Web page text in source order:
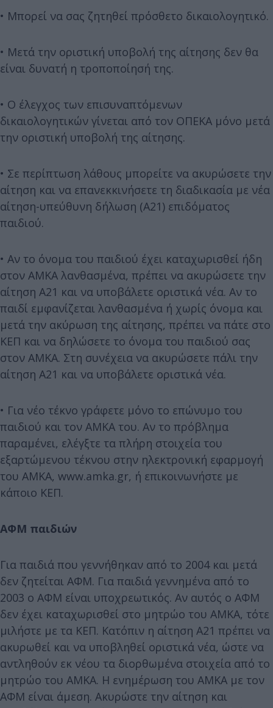
• Μπορεί να σας ζητηθεί πρόσθετο δικαιολογητικό.
• Μετά την οριστική υποβολή της αίτησης δεν θα
είναι δυνατή η τροποποίησή της.
• Ο έλεγχος των επισυναπτόμενων
δικαιολογητικών γίνεται από τον ΟΠΕΚΑ μόνο μετά
την οριστική υποβολή της αίτησης.
• Σε περίπτωση λάθους μπορείτε να ακυρώσετε την
αίτηση και να επανεκκινήσετε τη διαδικασία με νέα
αίτηση-υπεύθυνη δήλωση (Α21) επιδόματος
παιδιού.
• Αν το όνομα του παιδιού έχει καταχωρισθεί ήδη
στον ΑΜΚΑ λανθασμένα, πρέπει να ακυρώσετε την
αίτηση Α21 και να υποβάλετε οριστικά νέα. Αν το
παιδί εμφανίζεται λανθασμένα ή χωρίς όνομα και
μετά την ακύρωση της αίτησης, πρέπει να πάτε στο
ΚΕΠ και να δηλώσετε το όνομα του παιδιού σας
στον ΑΜΚΑ. Στη συνέχεια να ακυρώσετε πάλι την
αίτηση Α21 και να υποβάλετε οριστικά νέα.
• Για νέο τέκνο γράφετε μόνο το επώνυμο του
παιδιού και τον ΑΜΚΑ του. Αν το πρόβλημα
παραμένει, ελέγξτε τα πλήρη στοιχεία του
εξαρτώμενου τέκνου στην ηλεκτρονική εφαρμογή
του ΑΜΚΑ, www.amka.gr, ή επικοινωνήστε με
κάποιο ΚΕΠ.
ΑΦΜ παιδιών
Για παιδιά που γεννήθηκαν από το 2004 και μετά
δεν ζητείται ΑΦΜ. Για παιδιά γεννημένα από το
2003 ο ΑΦΜ είναι υποχρεωτικός. Αν αυτός ο ΑΦΜ
δεν έχει καταχωρισθεί στο μητρώο του ΑΜΚΑ, τότε
μιλήστε με τα ΚΕΠ. Κατόπιν η αίτηση Α21 πρέπει να
ακυρωθεί και να υποβληθεί οριστικά νέα, ώστε να
αντληθούν εκ νέου τα διορθωμένα στοιχεία από το
μητρώο του ΑΜΚΑ. Η ενημέρωση του ΑΜΚΑ με τον
ΑΦΜ είναι άμεση. Ακυρώστε την αίτηση και